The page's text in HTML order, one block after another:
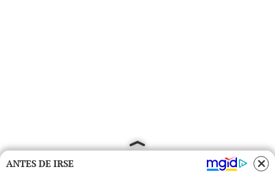
ANTES DE IRSE